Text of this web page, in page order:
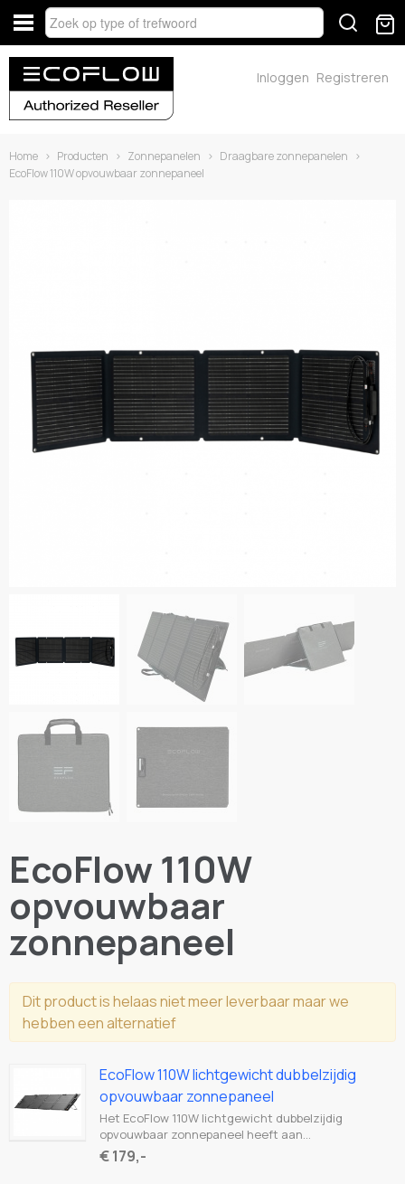
Inloggen Registreren
Home › Producten › Zonnepanelen › Draagbare zonnepanelen ›
EcoFlow 110W opvouwbaar zonnepaneel
EcoFlow 110W
opvouwbaar
zonnepaneel
Dit product is helaas niet meer leverbaar maar we
hebben een alternatief
EcoFlow 110W lichtgewicht dubbelzijdig
opvouwbaar zonnepaneel
Het EcoFlow 110W lichtgewicht dubbelzijdig
opvouwbaar zonnepaneel heeft aan…
€ 179,-